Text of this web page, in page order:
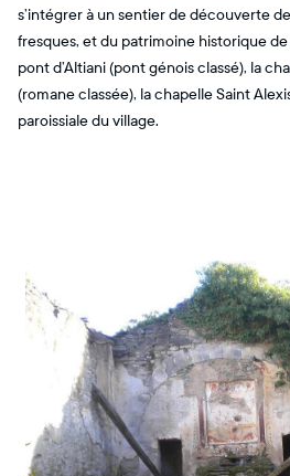
s’intégrer à un sentier de découverte
fresques, et du patrimoine historique
pont d’Altiani (pont génois classé), la
(romane classée), la chapelle Saint
paroissiale du village.